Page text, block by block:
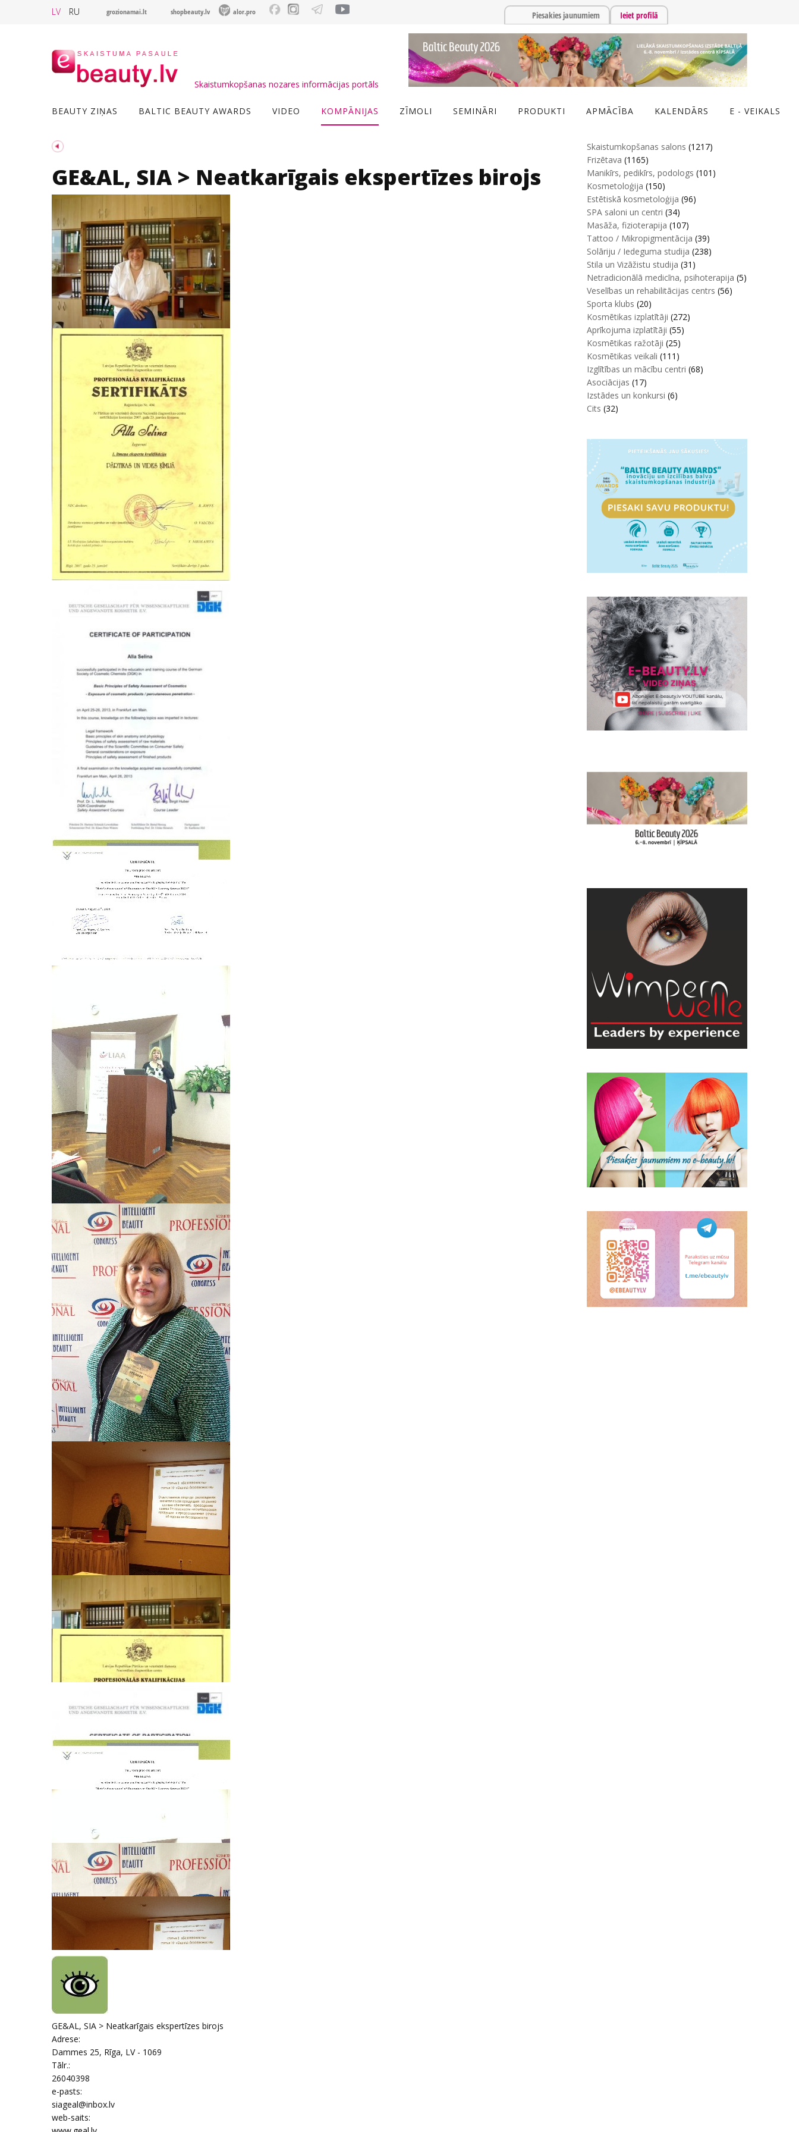
LV RU grozionamai.lt shopbeauty.lv alor.pro Piesakies jaunumiem Ieiet profilā
Skaistumkopšanas nozares informācijas portāls
BEAUTY ZIŅAS BALTIC BEAUTY AWARDS VIDEO KOMPĀNIJAS ZĪMOLI SEMINĀRI PRODUKTI APMĀCĪBA KALENDĀRS E - VEIKALS
GE&AL, SIA > Neatkarīgais ekspertīzes birojs
GE&AL, SIA > Neatkarīgais ekspertīzes birojs
Adrese:
Dammes 25, Rīga, LV - 1069
Tālr.:
26040398
e-pasts:
siageal@inbox.lv
web-saits:
Skaistumkopšanas salons (1217)
Frizētava (1165)
Manikīrs, pedikīrs, podologs (101)
Kosmetoloģija (150)
Estētiskā kosmetoloģija (96)
SPA saloni un centri (34)
Masāža, fizioterapija (107)
Tattoo / Mikropigmentācija (39)
Solāriju / Iedeguma studija (238)
Stila un Vizāžistu studija (31)
Netradicionālā medicīna, psihoterapija (5)
Veselības un rehabilitācijas centrs (56)
Sporta klubs (20)
Kosmētikas izplatītāji (272)
Aprīkojuma izplatītāji (55)
Kosmētikas ražotāji (25)
Kosmētikas veikali (111)
Izglītības un mācību centri (68)
Asociācijas (17)
Izstādes un konkursi (6)
Cits (32)